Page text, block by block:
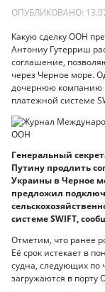
ОПУБЛИКОВАНО:
Какую сделку ООН
Антониу Гутерриш
соглашение,
через Черное море.
дочернюю компанию
платежной системе
Генеральный
Путину продлить
Украины в Черное
предложил
системе SWIFT,
Отметим, что ранее
Её срок истекает в
судна, следующих по
загружаются в порту